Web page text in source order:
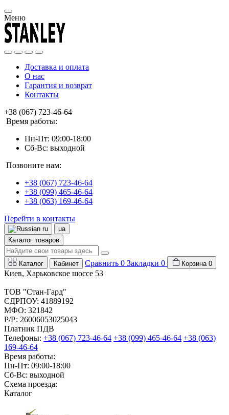
Меню
Доставка и оплата
О нас
Гарантия и возврат
Контакты
+38 (067) 723-46-64
Время работы:
Пн-Пт: 09:00-18:00
Сб-Вс: выходной
Позвоните нам:
+38 (067) 723-46-64
+38 (099) 465-46-64
+38 (063) 169-46-64
Перейти в контакты
ru
ua
Каталог товаров
Каталог Кабинет Сравнить 0 Закладки 0 Корзина 0
Киев, Харьковское шоссе 53
ТОВ "Стан-Гард"
ЄДРПОУ: 41889192
МФО: 321842
Р/Р: 26006053025043
Платник ПДВ
Телефоны: +38 (067) 723-46-64 +38 (099) 465-46-64 +38 (063)
169-46-64
Время работы:
Пн-Пт: 09:00-18:00
Сб-Вс: выходной
Схема проезда:
Каталог